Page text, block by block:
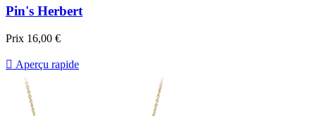
Pin's Herbert
Prix 16,00 €
 Aperçu rapide